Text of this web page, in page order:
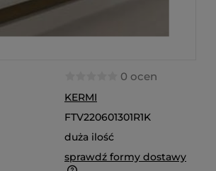
0 ocen
KERMI
FTV220601301R1K
duża ilość
sprawdź formy dostawy